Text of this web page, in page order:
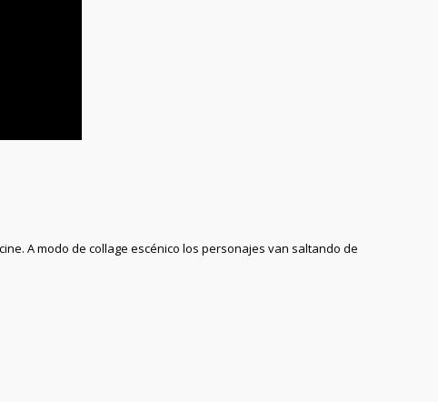
A modo de collage escénico los personajes van saltando de